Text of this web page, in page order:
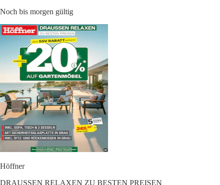
Noch bis morgen gültig
Höffner
DRAUSSEN RELAXEN ZU BESTEN PREISEN